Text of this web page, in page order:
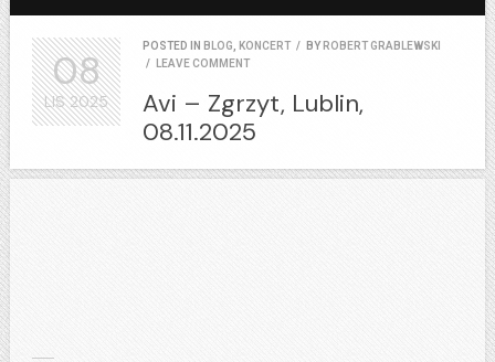
POSTED IN BLOG KONCERT / BY ROBERT GRABLEWSKI
/
LEAVE COMMENT
Avi – Zgrzyt, Lublin,
08.11.2025
08
LIS2025